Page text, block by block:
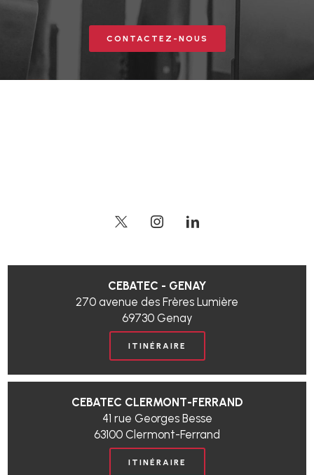
CONTACTEZ-NOUS
CEBATEC - GENAY
270 avenue des Frères Lumière
69730 Genay
ITINÉRAIRE
CEBATEC CLERMONT-FERRAND
41 rue Georges Besse
63100 Clermont-Ferrand
ITINÉRAIRE